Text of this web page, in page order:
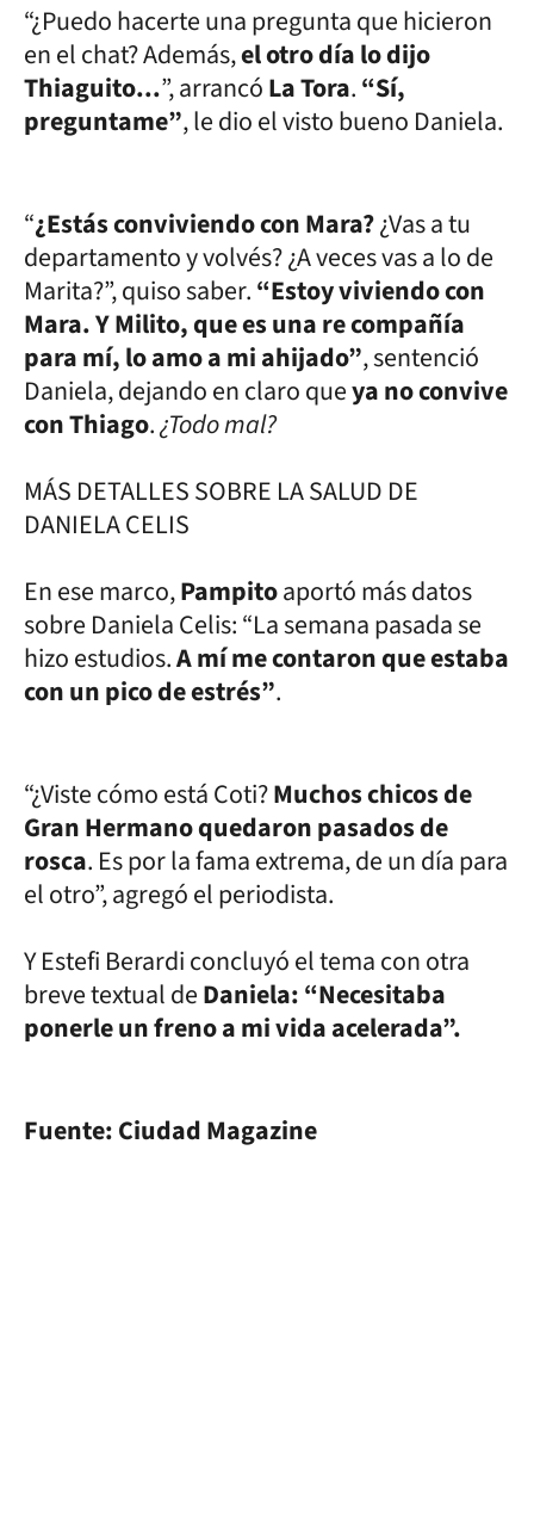
“¿Puedo hacerte una pregunta que hicieron
en el chat? Además,el otro día lo dijo
Thiaguito...”, arrancóLa Tora.“Sí,
preguntame”, le dio el visto bueno Daniela.
“¿Estás conviviendo con Mara?¿Vas a tu
departamento y volvés? ¿A veces vas a lo de
Marita?”, quiso saber.“Estoy viviendo con
Mara. Y Milito, que es una re compañía
para mí, lo amo a mi ahijado”, sentenció
Daniela, dejando en claro queya no convive
con Thiago.¿Todo mal?
MÁS DETALLES SOBRE LA SALUD DE
DANIELA CELIS
En ese marco,Pampitoaportó más datos
sobre Daniela Celis: “La semana pasada se
hizo estudios.A mí me contaron que estaba
con un pico de estrés”.
“¿Viste cómo está Coti?Muchos chicos de
Gran Hermano quedaron pasados de
rosca. Es por la fama extrema, de un día para
el otro”, agregó el periodista.
Y Estefi Berardi concluyó el tema con otra
breve textual deDaniela: “Necesitaba
ponerle un freno a mi vida acelerada”.
Fuente: Ciudad Magazine